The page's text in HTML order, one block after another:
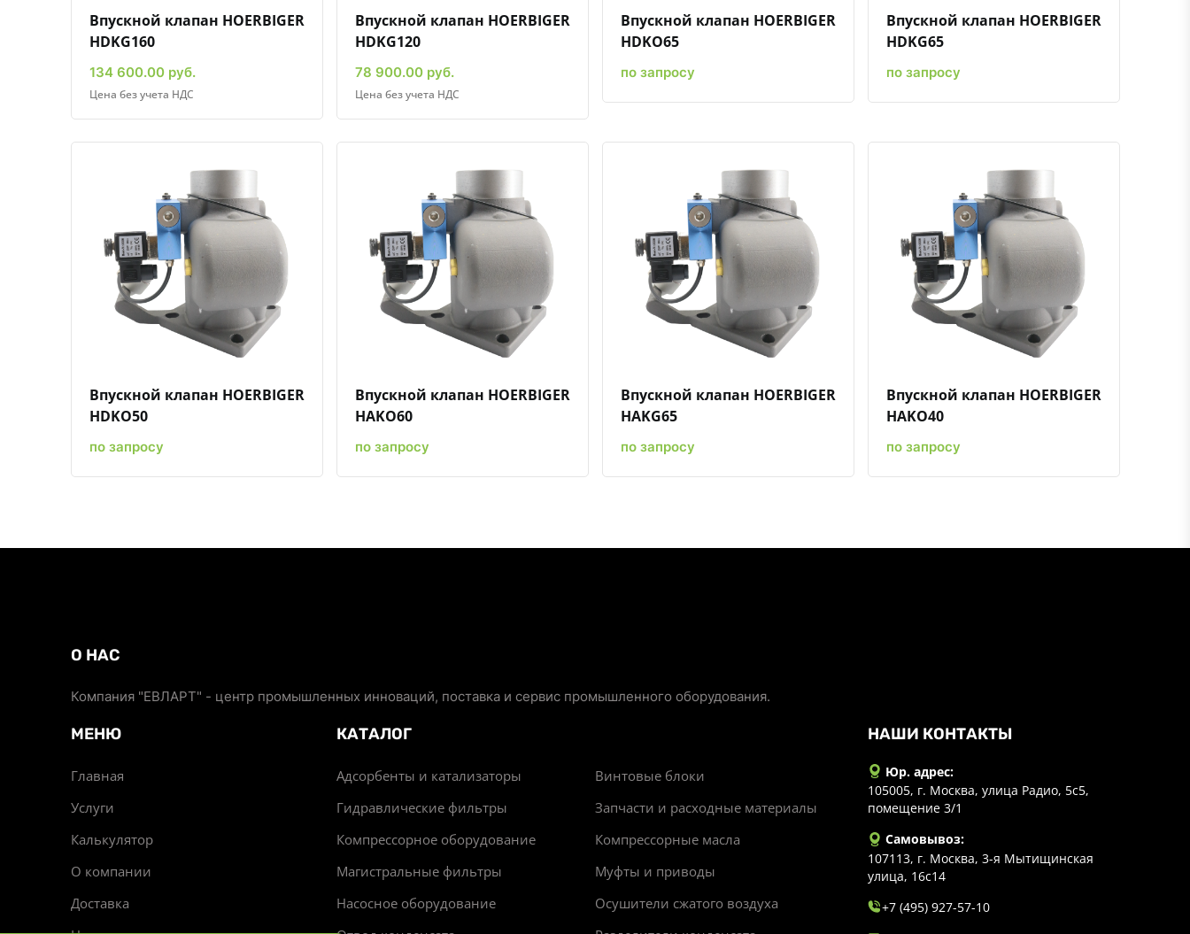
Впускной клапан HOERBIGER
HDKG160
134 600.00 руб.
Цена без учета НДС
Впускной клапан HOERBIGER
HDKG120
78 900.00 руб.
Цена без учета НДС
Впускной клапан HOERBIGER
HDKO65
по запросу
Впускной клапан HOERBIGER
HDKG65
по запросу
Добавить в избранное
Впускной клапан HOERBIGER
HDKO50
по запросу
Добавить в избранное
Впускной клапан HOERBIGER
HAKO60
по запросу
Добавить в избранное
Впускной клапан HOERBIGER
HAKG65
по запросу
Добавить в избранное
Впускной клапан HOERBIGER
HAKO40
по запросу
О НАС
Компания "ЕВЛАРТ" - центр промышленных инноваций, поставка и сервис промышленного оборудования.
МЕНЮ
Главная
Услуги
Калькулятор
О компании
Доставка
КАТАЛОГ
Адсорбенты и катализаторы
Винтовые блоки
Гидравлические фильтры
Запчасти и расходные материалы
Компрессорное оборудование
Компрессорные масла
Магистральные фильтры
Муфты и приводы
Насосное оборудование
Осушители сжатого воздуха
НАШИ КОНТАКТЫ
Юр. адрес:
105005, г. Москва, улица Радио, 5с5,
помещение 3/1
Самовывоз:
107113, г. Москва, 3-я Мытищинская
улица, 16с14
+7 (495) 927-57-10